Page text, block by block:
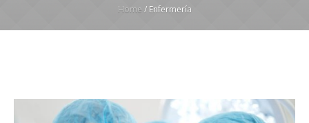
Home / Enfermería